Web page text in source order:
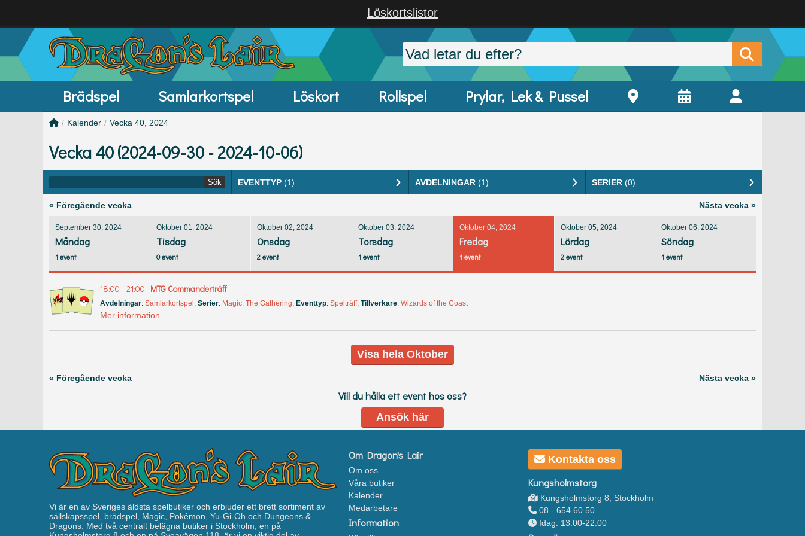
Löskortslistor
Brädspel Samlarkortspel Löskort Rollspel Prylar, Lek & Pussel
/ Kalender / Vecka 40, 2024
Vecka 40 (2024-09-30 - 2024-10-06)
Sök EVENTTYP(1) AVDELNINGAR (1) SERIER (0)
« Föregående vecka Nästa vecka »
September 30, 2024
Måndag
1 event
Oktober 01, 2024
Tisdag
0 event
Oktober 02, 2024
Onsdag
2 event
Oktober 03, 2024
Torsdag
1 event
Oktober 04, 2024
Fredag
1 event
Oktober 05, 2024
Lördag
2 event
Oktober 06, 2024
Söndag
1 event
18:00 - 21:00: MTG Commanderträff
Avdelningar: Samlarkortspel Serier: Magic: The Gathering Eventtyp: Spelträff, Tillverkare: Wizards of the Coast
Mer information
Visa hela Oktober
« Föregående vecka Nästa vecka »
Vill du hålla ett event hos oss?
Ansök här
Vi är en av Sveriges äldsta spelbutiker och erbjuder ett brett sortiment av
sällskapsspel, brädspel, Magic, Pokémon, Yu-Gi-Oh och Dungeons &
Dragons. Med två centralt belägna butiker i Stockholm, en på
Om Dragon's Lair
Om oss
Våra butiker
Kalender
Medarbetare
Information
Kontakta oss
Kungsholmstorg
Kungsholmstorg 8, Stockholm
08 - 654 60 50
Idag: 13:00-22:00